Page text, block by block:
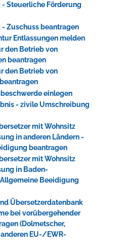
- Steuerliche Förderung
Zuschuss beantragen
Entlassungen melden
den Betrieb von
beantragen
den Betrieb von
einlegen
- zivile Umschreibung
mit Wohnsitz
in anderen Ländern -
beantragen
mit Wohnsitz
in Baden-
Beeidigung
Übersetzerdatenbank
bei vorübergehender
(Dolmetscher,
EU-/EWR-